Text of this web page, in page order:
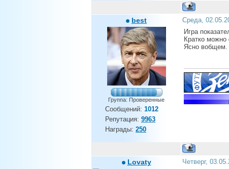
best
Группа: Проверенные
Сообщений: 1012
Репутация: 9963
Награды: 250
Среда,
Игра
Кратко можно
Ясно вобщем.
Lovaty Четверг,